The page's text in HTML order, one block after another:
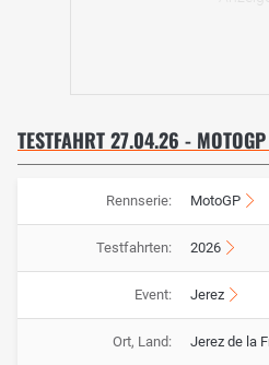
TESTFAHRT 27.04.26 - MOTOGP
Rennserie: MotoGP
Testfahrten: 2026
Event: Jerez
Ort, Land: Jerez de la